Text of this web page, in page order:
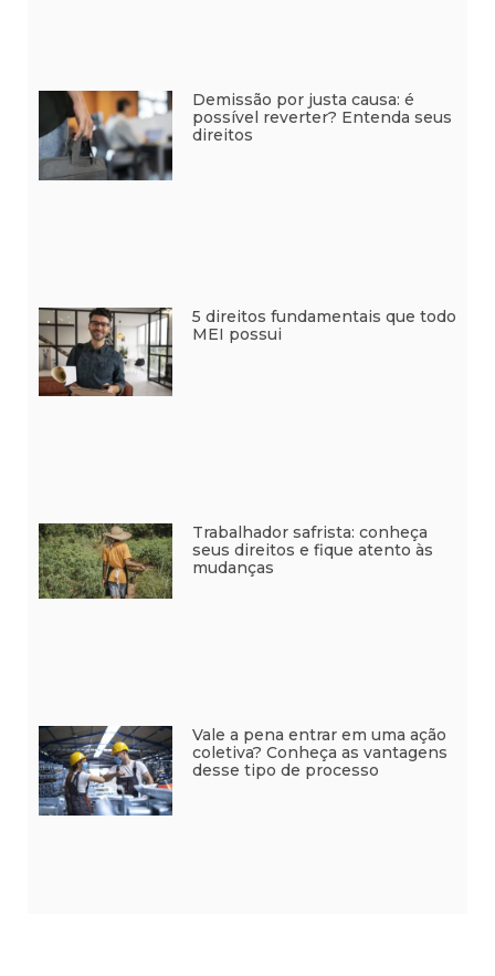
Demissão por justa causa: é
possível reverter? Entenda seus
direitos
5 direitos fundamentais que todo
MEI possui
Trabalhador safrista: conheça
seus direitos e fique atento às
mudanças
Vale a pena entrar em uma ação
coletiva? Conheça as vantagens
desse tipo de processo